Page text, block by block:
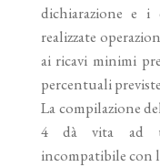
dichiarazione e
realizzate
ai ricavi minimi
percentuali
La compilazione
4 dà vita ad
incompatibile con